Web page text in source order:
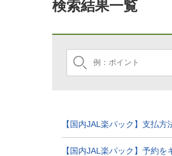
検索結果一覧
【国内JAL楽パック】支払方
【国内JAL楽パック】予約